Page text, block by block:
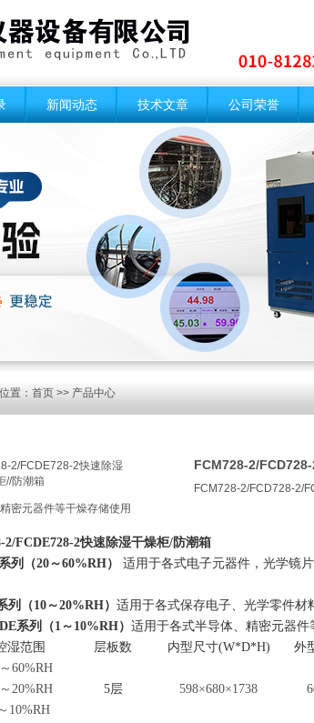
新闻动态 技术文章 公司荣誉
置： 首页 >> 产品中心
FCM728-2/
FCM728-2/FCD728-2/
密元器件等干燥存储使用
2/FCDE728-2快速除湿干燥柜/防潮箱
列（20～60%RH）
适用于各式电子元器件，光学镜
（10～20%RH） 适用于各式保存电子、光学零件材
系列（1～10%RH） 适用于各式半导体、精密元器件
湿范围 层板数 内型尺寸(W*D*H) 外
～ 60%RH
5层
598×680×1738
～ 20%RH
～ 10%RH